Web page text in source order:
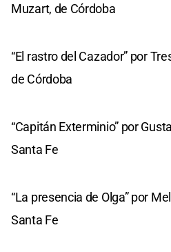
Muzart, de Córdoba
“El rastro del Cazador” por
de Córdoba
“Capitán Exterminio” por
Santa Fe
“La presencia de Olga” por
Santa Fe